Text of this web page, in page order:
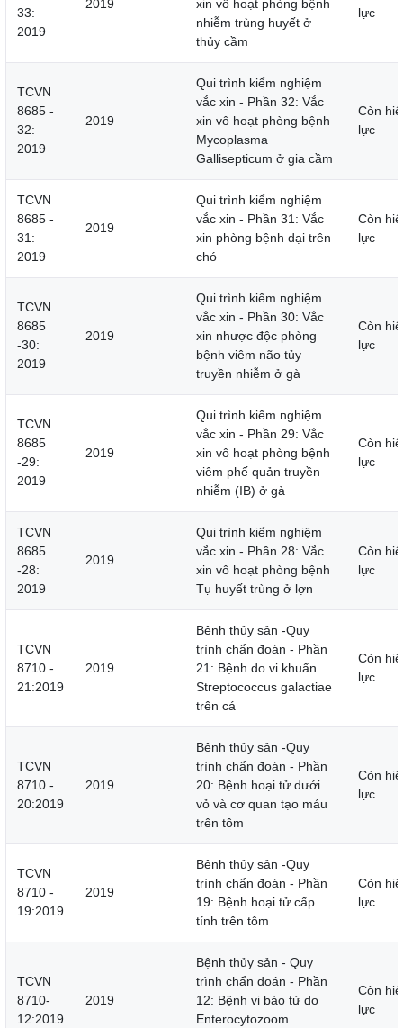
33:
2019
2019
xin vô hoạt phòng bệnh
nhiễm trùng huyết ở
thủy cầm
lực
TCVN
8685 -
32:
2019
2019
Qui trình kiểm nghiệm
vắc xin - Phần 32: Vắc
xin vô hoạt phòng bệnh
Mycoplasma
Gallisepticum ở gia cầm
Còn
lực
TCVN
8685 -
31:
2019
2019
Qui trình kiểm nghiệm
vắc xin - Phần 31: Vắc
xin phòng bệnh dại trên
chó
Còn
lực
TCVN
8685
-30:
2019
2019
Qui trình kiểm nghiệm
vắc xin - Phần 30: Vắc
xin nhược độc phòng
bệnh viêm não tủy
truyền nhiễm ở gà
Còn
lực
TCVN
8685
-29:
2019
2019
Qui trình kiểm nghiệm
vắc xin - Phần 29: Vắc
xin vô hoạt phòng bệnh
viêm phế quản truyền
nhiễm (IB) ở gà
Còn
lực
TCVN
8685
-28:
2019
2019
Qui trình kiểm nghiệm
vắc xin - Phần 28: Vắc
xin vô hoạt phòng bệnh
Tụ huyết trùng ở lợn
Còn
lực
TCVN
8710 -
21:2019
2019
Bệnh thủy sản -Quy
trình chẩn đoán - Phần
21: Bệnh do vi khuẩn
Streptococcus galactiae
trên cá
Còn
lực
TCVN
8710 -
20:2019
2019
Bệnh thủy sản -Quy
trình chẩn đoán - Phần
20: Bệnh hoại tử dưới
vỏ và cơ quan tạo máu
trên tôm
Còn
lực
TCVN
8710 -
19:2019
2019
Bệnh thủy sản -Quy
trình chẩn đoán - Phần
19: Bệnh hoại tử cấp
tính trên tôm
Còn
lực
TCVN
8710-
12:2019
2019
Bệnh thủy sản - Quy
trình chẩn đoán - Phần
12: Bệnh vi bào tử do
Enterocytozoom
Còn
lực